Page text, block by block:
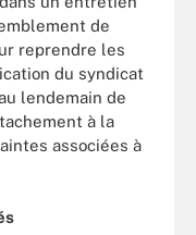
de
reprendre les
du syndicat
lendemain de
à la
associées à